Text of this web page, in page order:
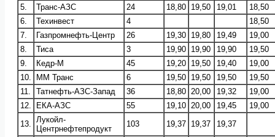
5.
Транс-АЗС 24 18,80 19,50 19,01
18,50
6.
Техинвест 4
18,50
7.
Газпромнефть-Центр 26 19,30 19,80 19,49
19,00
8.
Тиса 3 19,90 19,90 19,90
19,50
9.
Кедр-М 45 19,20 19,50 19,40
19,00
10.
ММ Транс 6 19,50 19,50 19,50
19,50
11.
Татнефть-АЗС-Запад 36 18,80 20,00 19,32
19,00
12.
ЕКА-АЗС 55 19,10 20,00 19,45
19,00
13.
Лукойл-
Центрнефтепродукт
103 19,37 19,37 19,37